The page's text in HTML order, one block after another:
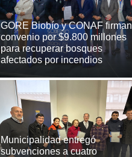
GORE Biobío y CONAF firman
convenio por $9.800 millones
para recuperar bosques
afectados por incendios
Municipalidad entregó
subvenciones a cuatro